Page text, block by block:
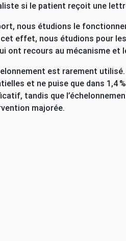
si le patient reçoit une
nous étudions le
effet, nous étudions pour
ont recours au mécanisme et
est rarement utilisé.
et ne puise que dans 1,4
tandis que
majorée.